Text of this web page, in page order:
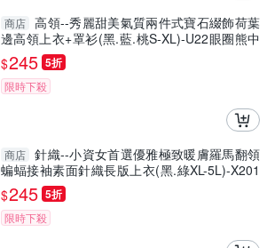
商店 高領--秀麗甜美氣質兩件式寶石綴飾荷葉
邊高領上衣+罩衫(黑.藍.桃S-XL)-U22眼圈熊中
大尺碼
$245 5折
限時下殺
商店 針織--小資女首選優雅極致暖膚羅馬翻領
蝙蝠接袖素面針織長版上衣(黑.綠XL-5L)-X201
眼圈熊中大尺碼
$245 5折
限時下殺